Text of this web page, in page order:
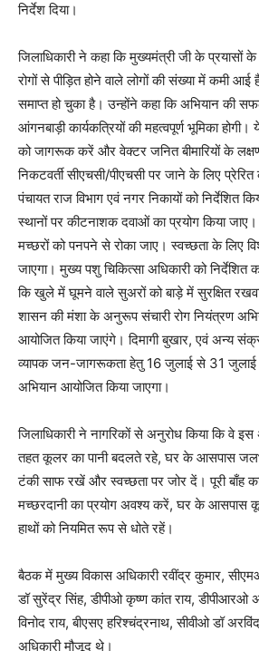
निर्देश दिया।
जिलाधिकारी ने कहा कि मुख्यमंत्री जी के
रोगों से पीड़ित होने वाले लोगों की संख्या में कमी
समाप्त हो चुका है। उन्होंने कहा कि अभियान की
आंगनबाड़ी कार्यकत्रियों की महत्वपूर्ण भूमिका
को जागरूक करें और वेक्टर जनित बीमारियों के
निकटवर्ती सीएचसी/पीएचसी पर जाने के लिए
पंचायत राज विभाग एवं नगर निकायों को निर्देशित
स्थानों पर कीटनाशक दवाओं का प्रयोग किया
मच्छरों को पनपने से रोका जाए। स्वच्छता के लिए
जाएगा। मुख्य पशु चिकित्सा अधिकारी को निर्देशित
कि खुले में घूमने वाले सुअरों को बाड़े में सुरक्षित
शासन की मंशा के अनुरूप संचारी रोग नियंत्रण
आयोजित किया जाएंगे। दिमागी बुखार, एवं अन्य
व्यापक जन-जागरूकता हेतु 16 जुलाई से 31
अभियान आयोजित किया जाएगा।
जिलाधिकारी ने नागरिकों से अनुरोध किया कि वे इस
तहत कूलर का पानी बदलते रहे, घर के आसपास
टंकी साफ रखें और स्वच्छता पर जोर दें। पूरी बाँह
मच्छरदानी का प्रयोग अवश्य करें, घर के आसपास
हाथों को नियमित रूप से धोते रहें।
बैठक में मुख्य विकास अधिकारी रवींद्र कुमार,
डॉ सुरेंद्र सिंह, डीपीओ कृष्ण कांत राय,
विनोद राय, बीएसए हरिश्चंद्रनाथ, सीवीओ डॉ
अधिकारी मौजूद थे।